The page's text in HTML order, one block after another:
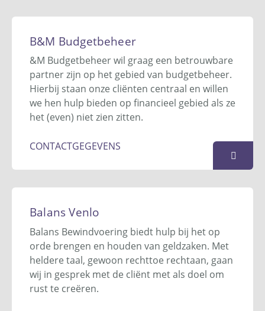
Postbus 86
7260 AB
0573 - 870 005
info@axilon.nl
Website
B&M Budgetbeheer
&M Budgetbeheer wil graag een betrouwbare
partner zijn op het gebied van budgetbeheer.
Hierbij staan onze cliënten centraal en willen
we hen hulp bieden op financieel gebied als ze
het (even) niet zien zitten.
CONTACTGEGEVENS
Postbus 531
0118 - 236 016
info@bmbudgetbeheer.nl
Website
Balans Venlo
Balans Bewindvoering biedt hulp bij het op
orde brengen en houden van geldzaken. Met
heldere taal, gewoon rechttoe rechtaan, gaan
wij in gesprek met de cliënt met als doel om
rust te creëren.